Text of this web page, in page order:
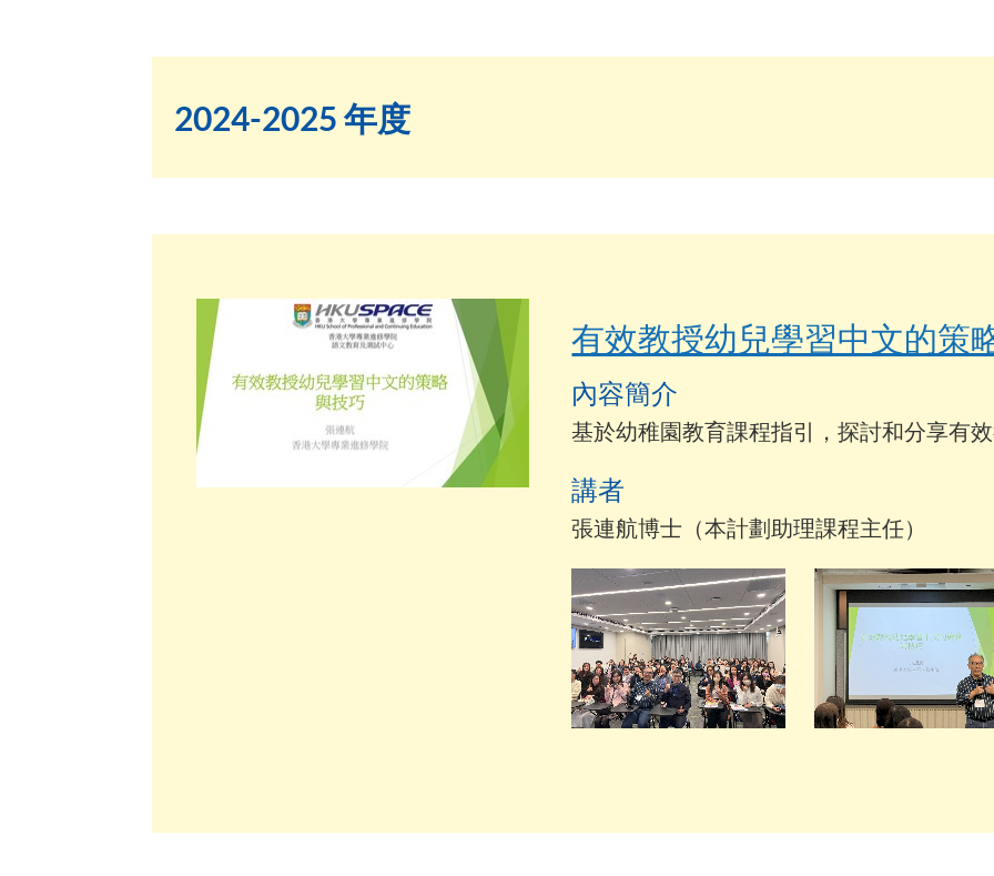
2024-2025 年度
有效教授幼兒學習中文的策
內容簡介
基於幼稚園教育課程指引，探討和分享有
講者
張連航博士（本計劃助理課程主任）